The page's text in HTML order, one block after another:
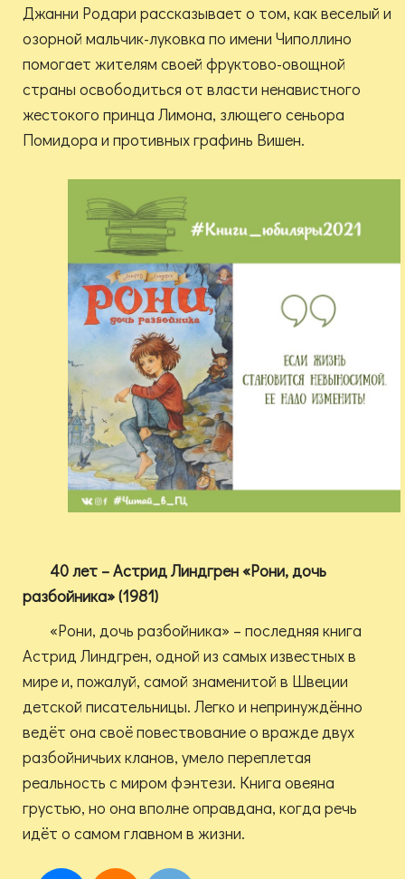
Джанни Родари рассказывает о том, как веселый и
озорной мальчик-луковка по имени Чиполлино
помогает жителям своей фруктово-овощной
страны освободиться от власти ненавистного
жестокого принца Лимона, злющего сеньора
Помидора и противных графинь Вишен.
40 лет – Астрид Линдгрен «Рони, дочь
разбойника» (1981)
«Рони, дочь разбойника» – последняя книга
Астрид Линдгрен, одной из самых известных в
мире и, пожалуй, самой знаменитой в Швеции
детской писательницы. Легко и непринуждённо
ведёт она своё повествование о вражде двух
разбойничьих кланов, умело переплетая
реальность с миром фэнтези. Книга овеяна
грустью, но она вполне оправдана, когда речь
идёт о самом главном в жизни.